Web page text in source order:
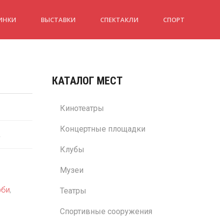
ВЫСТАВКИ СПЕКТАКЛИ СПОРТ
,
КАТАЛОГ МЕСТ
Кинотеатры
Концертные площадки
Клубы
Музеи
Театры
Спортивные сооружения